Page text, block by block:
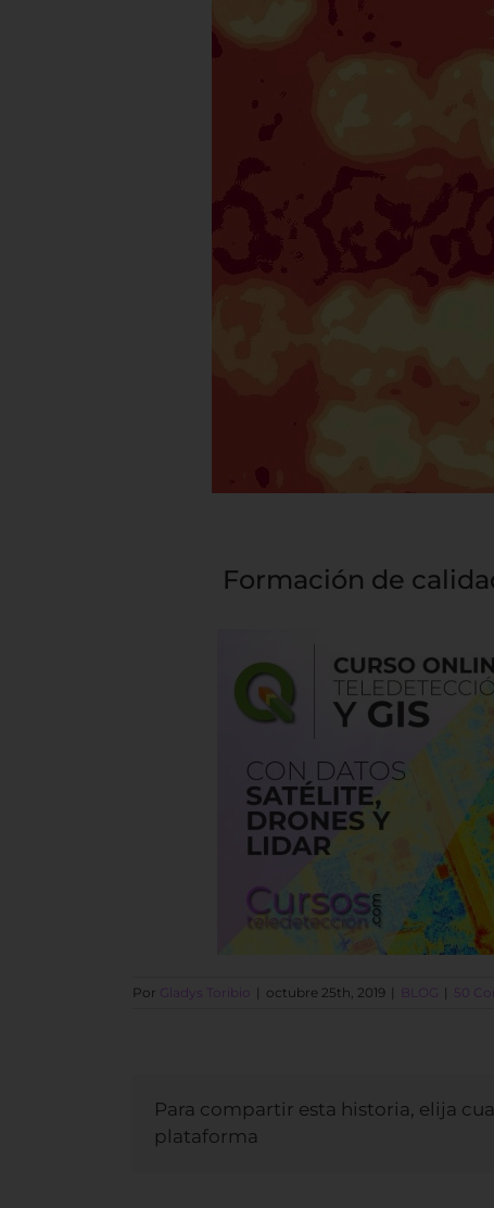
Formación de
Por Gladys Toribio | octubre 25th, 2019 | BLOG | 50
Para compartir esta historia, elija
plataforma